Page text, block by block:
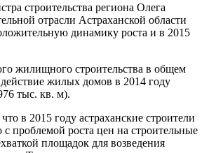
строительства региона Олега
отрасли Астраханской области
динамику роста и в 2015
жилищного строительства в общем
жилых домов в 2014 году
тыс. кв. м).
в 2015 году астраханские строители
с проблемой роста цен на строительные
площадок для возведения